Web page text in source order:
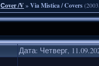
Сover /V»Via Mistica / Covers
Дата: Четверг,